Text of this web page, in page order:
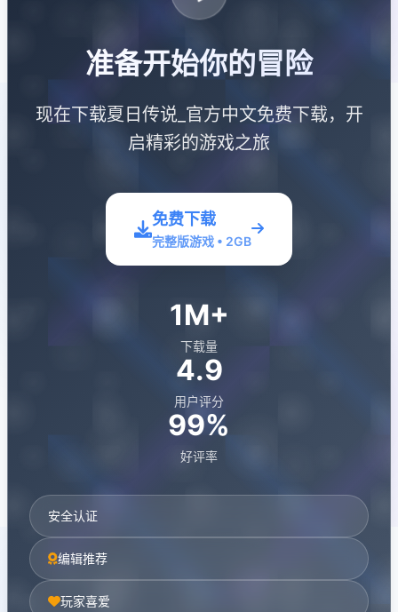
准备开始你的冒险
现在下载夏日传说_官方中文免费下载，开
启精彩的游戏之旅
免费下载
完整版游戏 • 2GB
1M+
下载量
4.9
用户评分
99%
好评率
安全认证
编辑推荐
玩家喜爱